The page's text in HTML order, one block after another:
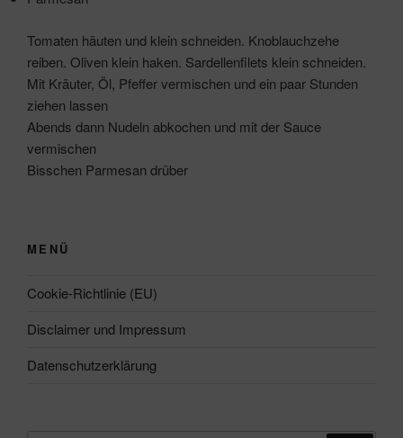
Tomaten häuten und klein schneiden. Knoblauchzehe
reiben. Oliven klein haken. Sardellenfilets klein schneiden.
Mit Kräuter, Öl, Pfeffer vermischen und ein paar Stunden
ziehen lassen
Abends dann Nudeln abkochen und mit der Sauce
vermischen
Bisschen Parmesan drüber
MENÜ
Cookie-Richtlinie (EU)
Disclaimer und Impressum
Datenschutzerklärung